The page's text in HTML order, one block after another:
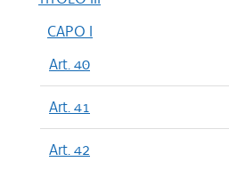
CAPO I
Art. 40
Art. 41
Art. 42